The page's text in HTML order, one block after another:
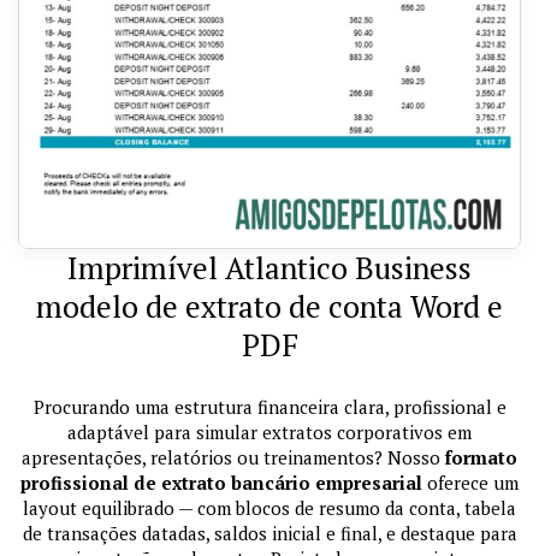
Imprimível Atlantico Business
modelo de extrato de conta Word e
PDF
Procurando uma estrutura financeira clara, profissional e
adaptável para simular extratos corporativos em
apresentações, relatórios ou treinamentos? Nosso formato
profissional de extrato bancário empresarial oferece um
layout equilibrado — com blocos de resumo da conta, tabela
de transações datadas, saldos inicial e final, e destaque para